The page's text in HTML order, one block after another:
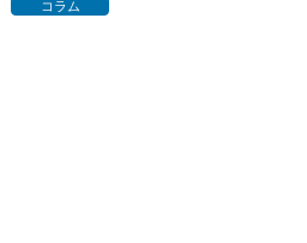
コラム